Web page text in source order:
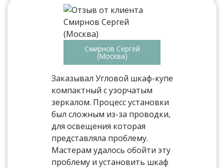
Смирнов Сергей
(Москва)
Заказывал Угловой шкаф-купе
компактный с узорчатым
зеркалом. Процесс установки
был сложным из-за проводки,
для освещения которая
представляла проблему.
Мастерам удалось обойти эту
проблему и установить шкаф